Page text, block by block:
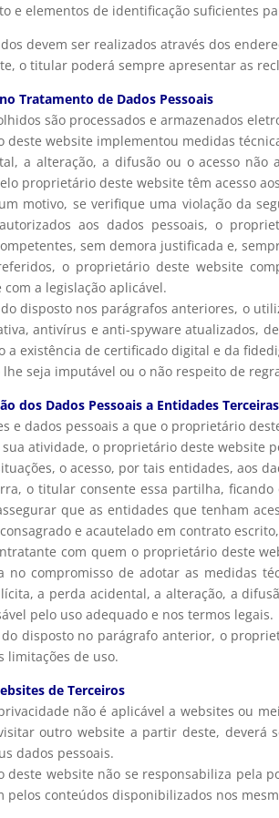
e elementos de identificação suficientes
devem ser realizados através dos
o titular poderá sempre apresentar as
Tratamento de Dados Pessoais
são processados e armazenados
deste website implementou medidas
a alteração, a difusão ou o acesso
proprietário deste website têm acesso
motivo, se verifique uma violação da
aos dados pessoais, o
sem demora justificada e,
o proprietário deste website
a legislação aplicável.
disposto nos parágrafos anteriores, o
antivírus e anti-spyware atualizados,
a existência de certificado digital e da
seja imputável ou o não respeito de
dos Dados Pessoais a Entidades Terceiras
e dados pessoais a que o proprietário
atividade, o proprietário deste website
o acesso, por tais entidades, aos
o titular consente essa partilha,
que as entidades que tenham
e acautelado em contrato
com quem o proprietário deste
no compromisso de adotar as medidas
a perda acidental, a alteração, a
pelo uso adequado e nos termos legais.
disposto no parágrafo anterior, o
limitações de uso.
de Terceiros
não é aplicável a websites ou
outro website a partir deste, deverá
dados pessoais.
deste website não se responsabiliza pela
pelos conteúdos disponibilizados nos